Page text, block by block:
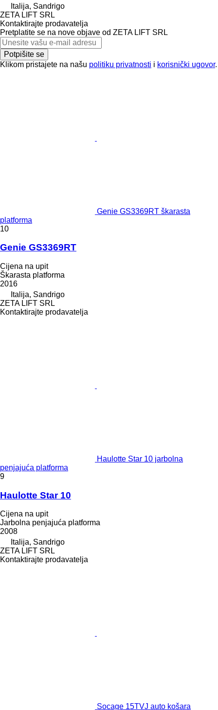
Italija, Sandrigo
ZETA LIFT SRL
Kontaktirajte prodavatelja
Pretplatite se na nove objave od ZETA LIFT SRL
Potpišite se
Klikom pristajete na našu politiku privatnosti i korisnički ugovor.
Genie GS3369RT škarasta
platforma
10
Genie GS3369RT
Cijena na upit
Škarasta platforma
2016
Italija, Sandrigo
ZETA LIFT SRL
Kontaktirajte prodavatelja
Haulotte Star 10 jarbolna
penjajuća platforma
9
Haulotte Star 10
Cijena na upit
Jarbolna penjajuća platforma
2008
Italija, Sandrigo
ZETA LIFT SRL
Kontaktirajte prodavatelja
Socage 15TVJ auto košara